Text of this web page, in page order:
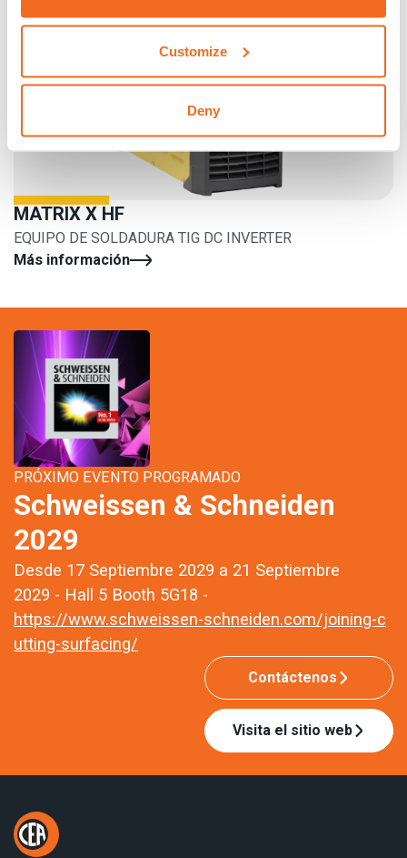
Customize
Deny
MATRIX X HF
EQUIPO DE SOLDADURA TIG DC INVERTER
Más información
PRÓXIMO EVENTO PROGRAMADO
Schweissen & Schneiden
2029
Desde 17 Septiembre 2029 a 21 Septiembre
2029 - Hall 5 Booth 5G18 -
https://www.schweissen-schneiden.com/joining-c
utting-surfacing/
Contáctenos
Visita el sitio web